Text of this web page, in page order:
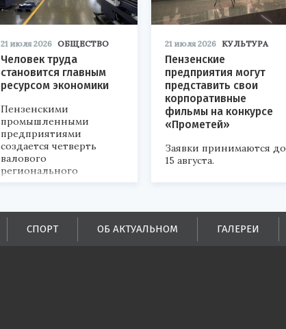
21 июля 2026 ОБЩЕСТВО
Человек труда
становится главным
ресурсом экономики
Пензенскими
промышленными
предприятиями
создается четверть
валового
регионального
продукта и
поступлений в
бюджеты всех уровней.
21 июля 2026 КУЛЬТУРА
Пензенские
предприятия могут
представить свои
корпоративные
фильмы на конкурсе
«Прометей»
Заявки принимаются до
15 августа.
СПОРТ ОБ АКТУАЛЬНОМ ГАЛЕРЕИ